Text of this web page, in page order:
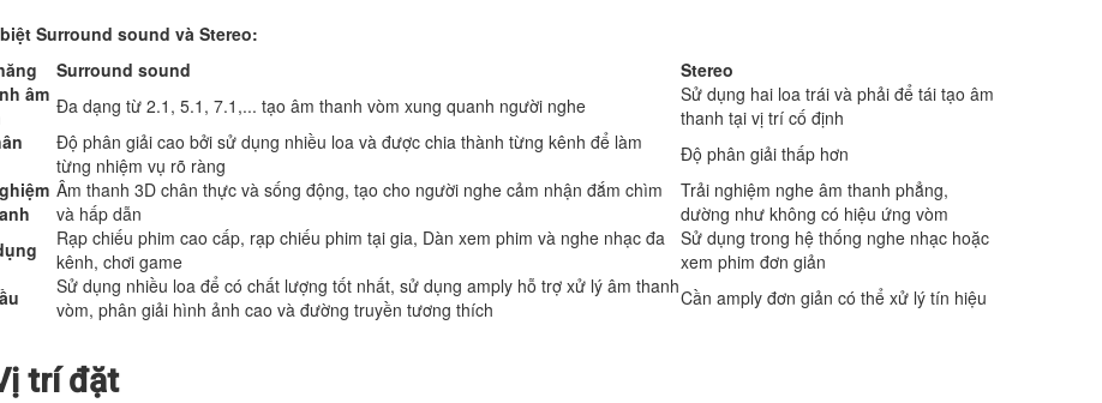
Surround sound và Stereo:
Surround sound
Stereo
âm Đa dạng từ 2.1, 5.1, 7.1,... tạo âm thanh vòm xung quanh người nghe
Sử dụng hai loa trái và phải để tái tạo âm
thanh tại vị trí cố định
Độ phân giải cao bởi sử dụng nhiều loa và được chia thành từng kênh để làm
từng nhiệm vụ rõ ràng
Độ phân giải thấp hơn
Âm thanh 3D chân thực và sống động, tạo cho người nghe cảm nhận đắm chìm
và hấp dẫn
Trải nghiệm nghe âm thanh phẳng,
dường như không có hiệu ứng vòm
Rạp chiếu phim cao cấp, rạp chiếu phim tại gia, Dàn xem phim và nghe nhạc đa
kênh, chơi game
Sử dụng trong hệ thống nghe nhạc hoặc
xem phim đơn giản
Sử dụng nhiều loa để có chất lượng tốt nhất, sử dụng amply hỗ trợ xử lý âm thanh
vòm, phân giải hình ảnh cao và đường truyền tương thích
Cần amply đơn giản có thể xử lý tín hiệu
trí đặt